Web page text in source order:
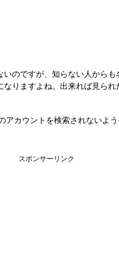
いのですが、知らない人から
なりますよね。出来れば見ら
アカウントを検索されないよ
スポンサーリンク